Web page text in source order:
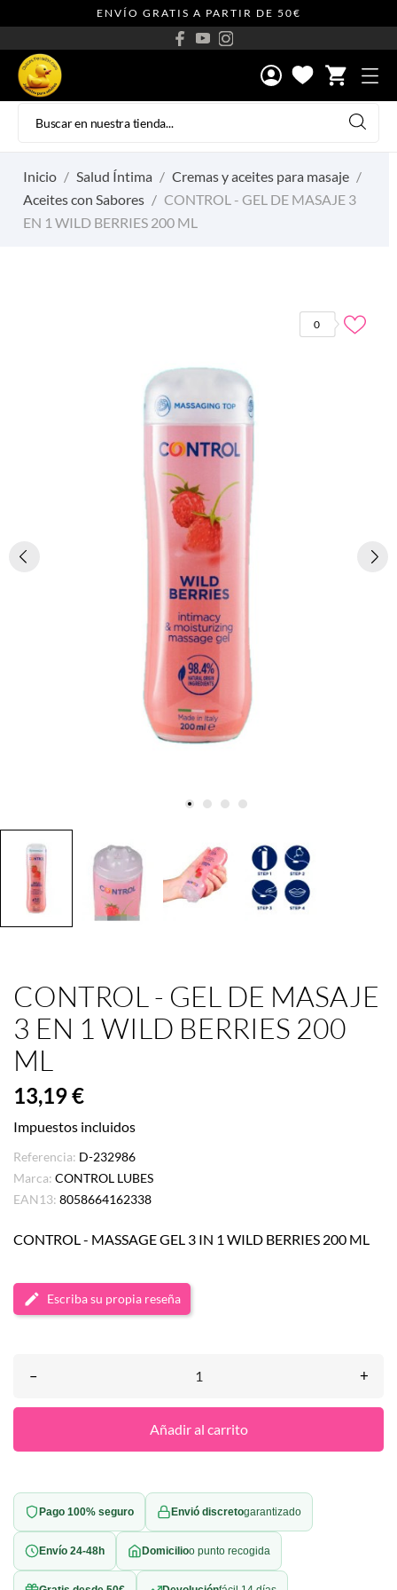
ENVÍO GRATIS A PARTIR DE 50€
shopping_cart
Inicio Salud Íntima
Cremas y aceites para masaje
Aceites con Sabores
CONTROL - GEL DE MASAJE 3
EN 1 WILD BERRIES 200 ML
0
CONTROL - GEL DE MASAJE
3 EN 1 WILD BERRIES 200
ML
13,19 €
Impuestos incluidos
Referencia: D-232986
Marca: CONTROL LUBES
EAN13: 8058664162338
CONTROL - MASSAGE GEL 3 IN 1 WILD BERRIES 200 ML
Escriba su propia reseña
– +
Añadir al carrito
Pago 100% seguro Envió discretogarantizado
Envío 24-48h Domicilioo punto recogida